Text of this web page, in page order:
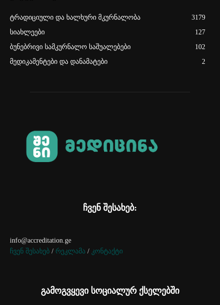
ტრადიციული და ხალხური მკურნალობა
3179
სიახლეები
127
ბუნებრივი სამკურნალო საშუალებები
102
მედიკამენტები და დანამატები
2
ჩვენ შესახებ:
info@accreditation.ge
ჩვენ შესახებ / რეკლამა / კონტაქტი
გამოგვყევი სოციალურ ქსელებში